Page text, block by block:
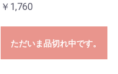
￥1,760
ただいま品切れ中です。